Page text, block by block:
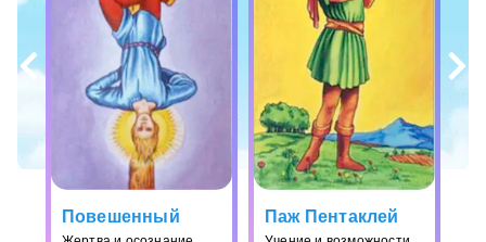
Повешенный Паж Пентаклей